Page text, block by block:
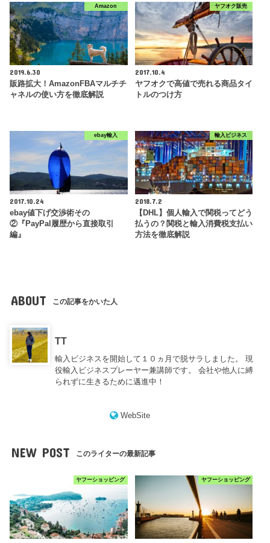
Amazon
2019.6.30
販路拡大！AmazonFBAマルチチ
ャネルの使い方を徹底解説
ヤフオク販売
2017.10.4
ヤフオクで高値で売れる商品タイ
トルのつけ方
ebay輸入
2017.10.24
ebay値下げ交渉術その
②『PayPal履歴から直接取引
編』
輸入ビジネス
2018.7.2
【DHL】個人輸入で関税ってどう
払うの？関税と輸入消費税支払い
方法を徹底解説
ABOUT この記事をかいた人
TT
輸入ビジネスを開始して１０ヵ月で脱サラしました。 現
役輸入ビジネスプレーヤー兼講師です。 会社や他人に縛
られずに生きるために邁進中！
WebSite
NEW POST このライターの最新記事
ヤフーショッピング ヤフーショッピング